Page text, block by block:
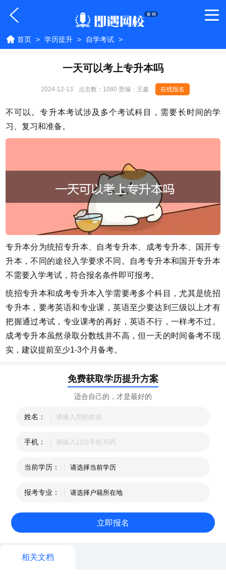
首页 > 学历提升 > 自学考试 >
一天可以考上专升本吗
2024-12-13 点击数： 1080 责编：王鑫 在线报名
不可以。专升本考试涉及多个考试科目，需要长时间的学
习、复习和准备。
专升本分为统招专升本、自考专升本、成考专升本、国开专
升本，不同的途径入学要求不同。自考专升本和国开专升本
不需要入学考试，符合报名条件即可报考。
统招专升本和成考专升本入学需要考多个科目，尤其是统招
专升本，要考英语和专业课，英语至少要达到三级以上才有
把握通过考试，专业课考的再好，英语不行，一样考不过。
成考专升本虽然录取分数线并不高，但一天的时间备考不现
实，建议提前至少1-3个月备考。
免费获取学历提升方案
适合自己的，才是最好的
姓名：
手机：
当前学历：
报考专业：
相关文档